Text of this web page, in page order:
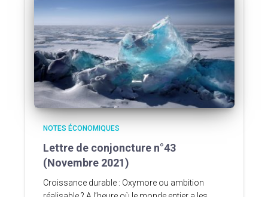
NOTES ÉCONOMIQUES
Lettre de conjoncture n°43
(Novembre 2021)
Croissance durable : Oxymore ou ambition